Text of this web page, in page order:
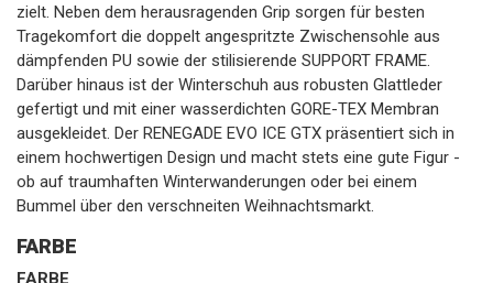
zielt. Neben dem herausragenden Grip sorgen für besten
Tragekomfort die doppelt angespritzte Zwischensohle aus
dämpfenden PU sowie der stilisierende SUPPORT FRAME.
Darüber hinaus ist der Winterschuh aus robusten Glattleder
gefertigt und mit einer wasserdichten GORE-TEX Membran
ausgekleidet. Der RENEGADE EVO ICE GTX präsentiert sich in
einem hochwertigen Design und macht stets eine gute Figur -
ob auf traumhaften Winterwanderungen oder bei einem
Bummel über den verschneiten Weihnachtsmarkt.
FARBE
FARBE